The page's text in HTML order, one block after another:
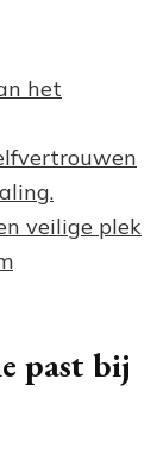
het
veilige plek
past bij